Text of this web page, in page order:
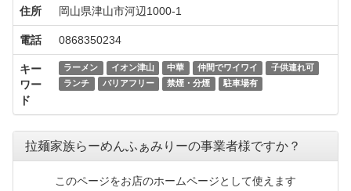
住所 岡山県津山市河辺1000-1
電話 0868350234
キー
ワー
ド
ラーメン イオン津山 中華 仲間でワイワイ
子供連れ可
ランチ
バリアフリー 禁煙・分煙 駐車場有
拉麺家族らーめんふぁみりーの事業者様ですか？
このページをお店のホームページとして使えます